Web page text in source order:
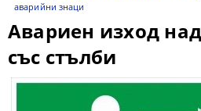
аварийни знаци
Авариен изход
със стълби